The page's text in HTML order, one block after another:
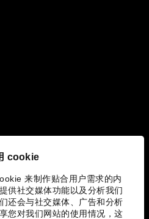
cookie
来制作贴合用户需求的内
供社交媒体功能以及分析我们
还会与社交媒体、广告和分析
您对我们网站的使用情况，这